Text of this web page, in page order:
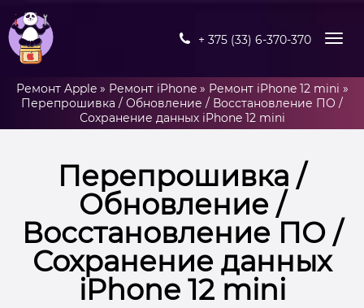
+ 375 (33) 6-370-370
Ремонт Apple» Ремонт iPhone» Ремонт iPhone 12 mini »
Перепрошивка / Обновление / Восстановление ПО /
Сохранение данных iPhone 12 mini
Перепрошивка /
Обновление /
Восстановление ПО /
Сохранение данных
iPhone 12 mini